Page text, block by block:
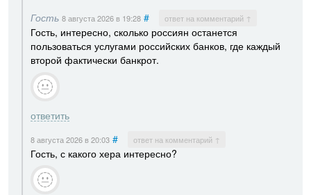
Гость 8 августа 2026 в 19:28 # ответ на комментарий ↑
Гость, интересно, сколько россиян останется
пользоваться услугами российских банков, где каждый
второй фактически банкрот.
ответить
8 августа 2026 в 20:03 # ответ на комментарий ↑
Гость, с какого хера интересно?